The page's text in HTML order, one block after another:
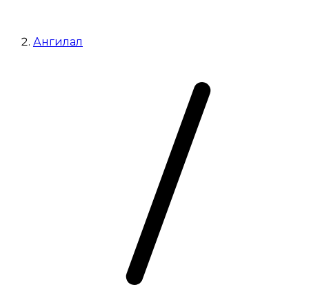
Ангилал